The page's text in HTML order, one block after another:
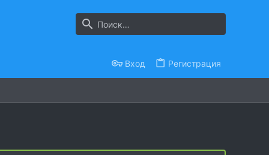
Вход Регистрация